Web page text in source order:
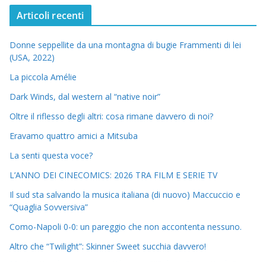
Articoli recenti
Donne seppellite da una montagna di bugie Frammenti di lei
(USA, 2022)
La piccola Amélie
Dark Winds, dal western al “native noir”
Oltre il riflesso degli altri: cosa rimane davvero di noi?
Eravamo quattro amici a Mitsuba
La senti questa voce?
L’ANNO DEI CINECOMICS: 2026 TRA FILM E SERIE TV
Il sud sta salvando la musica italiana (di nuovo) Maccuccio e
“Quaglia Sovversiva”
Como-Napoli 0-0: un pareggio che non accontenta nessuno.
Altro che “Twilight”: Skinner Sweet succhia davvero!